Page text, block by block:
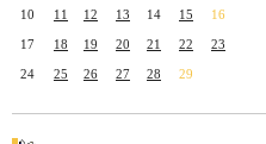
10 11 12 13 14 15 16
17 18 19 20 21 22 23
24 25 26 27 28 29